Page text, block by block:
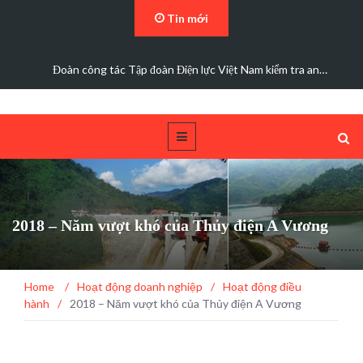
Tin mới
Đoàn công tác Tập đoàn Điện lực Việt Nam kiểm tra an…
2018 – Năm vượt khó của Thủy điện A Vương
Home / Hoạt động doanh nghiệp / Hoạt động điều
hành
/ 2018 – Năm vượt khó của Thủy điện A Vương